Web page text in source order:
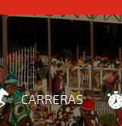
CARRERAS